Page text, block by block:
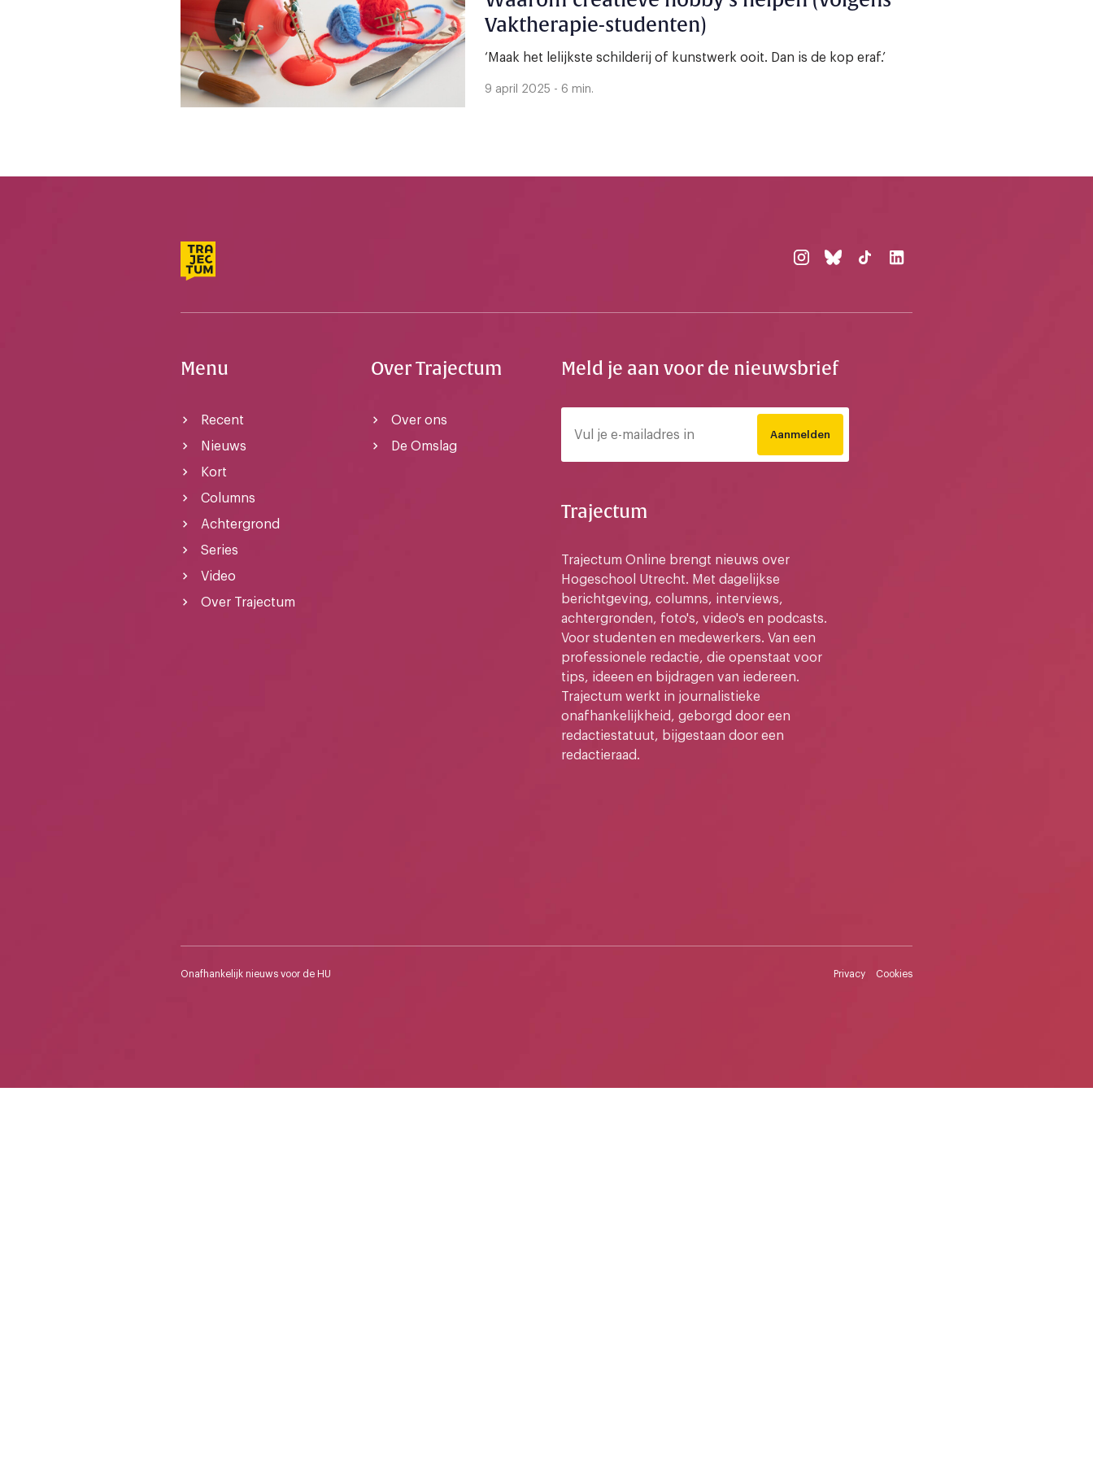
Vaktherapie-studenten)
‘Maak het lelijkste schilderij of kunstwerk ooit. Dan is de kop eraf.’
9 april 2025 - 6 min.
Menu
Recent
Nieuws
Kort
Columns
Achtergrond
Series
Video
Over Trajectum
Over Trajectum
Over ons
De Omslag
Meld je aan voor de nieuwsbrief
Aanmelden
Trajectum
Trajectum Online brengt nieuws over
Hogeschool Utrecht. Met dagelijkse
berichtgeving, columns, interviews,
achtergronden, foto's, video's en podcasts.
Voor studenten en medewerkers. Van een
professionele redactie, die openstaat voor
tips, ideeen en bijdragen van iedereen.
Trajectum werkt in journalistieke
onafhankelijkheid, geborgd door een
redactiestatuut, bijgestaan door een
redactieraad.
Onafhankelijk nieuws voor de HU Privacy Cookies